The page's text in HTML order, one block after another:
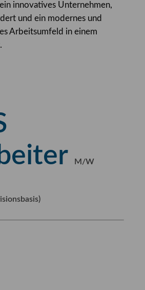
innovatives Unternehmen,
und ein modernes und
Arbeitsumfeld in einem
M/W